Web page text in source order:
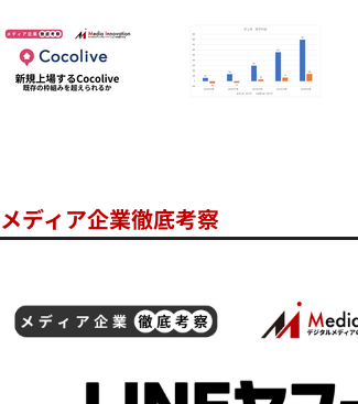
メディア企業徹底考察